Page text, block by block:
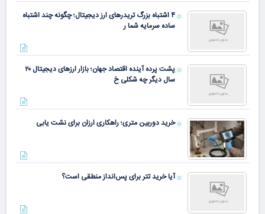
۴ اشتباه بزرگ تریدرهای ارز دیجیتال؛ چگونه چند اشتباه
ساده سرمایه شما ر
پشت پرده آینده اقتصاد جهان؛ بازار ارزهای دیجیتال ۲۰
سال دیگر چه شکلی خ
خرید دوربین متری؛ راهکاری ارزان برای نشت یابی
آیا خرید تتر برای پس‌انداز منطقی است؟